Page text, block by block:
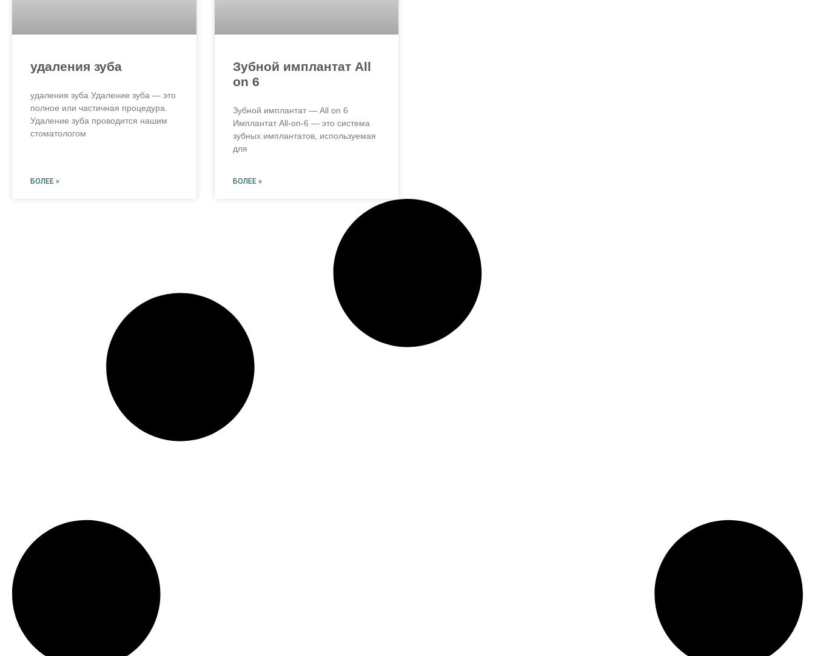
удаления зуба
удаления зуба Удаление зуба — это
полное или частичная процедура.
Удаление зуба проводится нашим
стоматологом
БОЛЕЕ »
Зубной имплантат All
on 6
Зубной имплантат — All on 6
Имплантат All-on-6 — это система
зубных имплантатов, используемая
для
БОЛЕЕ »